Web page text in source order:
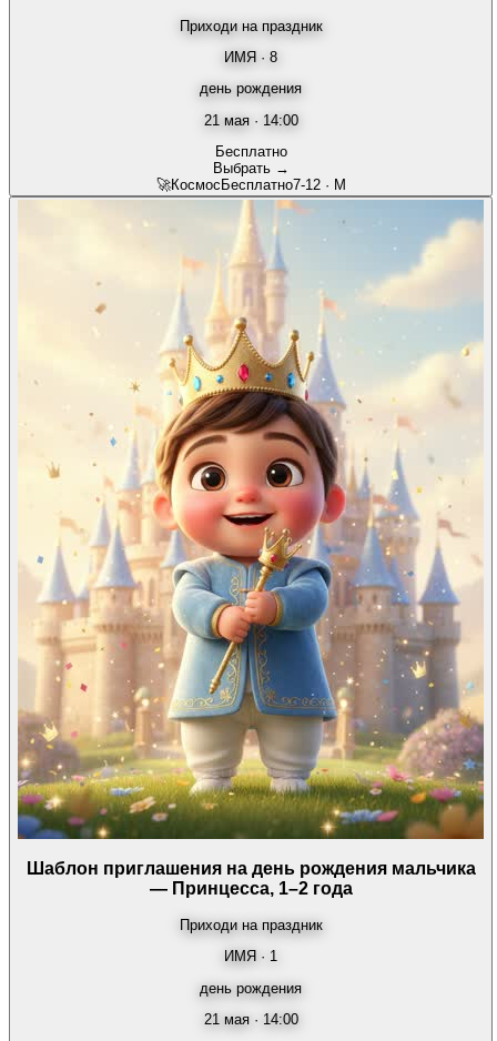
Приходи на праздник
ИМЯ · 8
день рождения
21 мая · 14:00
Бесплатно
Выбрать →
🚀Космос Бесплатно7-12· М
Шаблон приглашения на день рождения мальчика
— Принцесса, 1–2 года
Приходи на праздник
ИМЯ · 1
день рождения
21 мая · 14:00